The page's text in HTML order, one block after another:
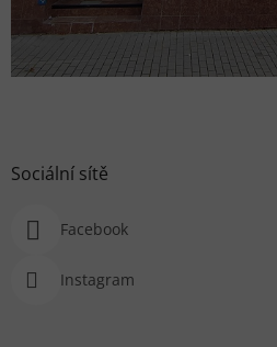
Sociální sítě
Facebook
Instagram